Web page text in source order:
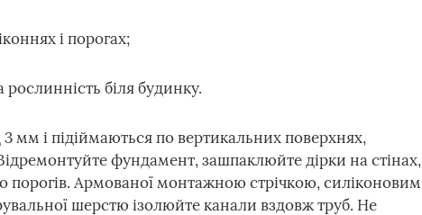
і порогах;
біля будинку.
мм і підіймаються по вертикальних поверхнях,
фундамент, зашпаклюйте дірки на стінах,
порогів. Армованої монтажною стрічкою, силіконовим
шерстю ізолюйте канали вздовж труб. Не